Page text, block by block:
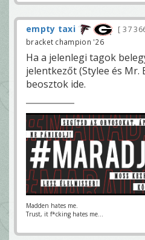
empty taxi 37
bracket champion '26
Ha a jelenlegi tagok
jelentkezőt (Stylee és Mr.
beosztok ide.
Madden hates me.
Trust, it f*cking hates me...